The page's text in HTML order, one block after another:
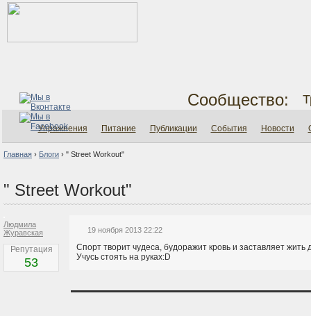
Сообщество:
Упражнения Питание Публикации События Новости
Главная › Блоги › " Street Workout"
" Street Workout"
Людмила
Журавская
Репутация
53
19 ноября 2013 22:22
Спорт творит чудеса, будоражит кровь и заставляет жить
Учусь стоять на руках:D